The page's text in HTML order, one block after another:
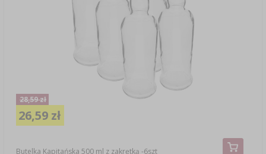
Butelka Kapitańska 500 ml z zakrętką -6szt
28,59 zł
26,59 zł